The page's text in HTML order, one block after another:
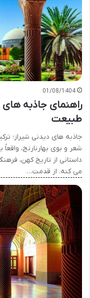
01/08/1404
راهنمای جاذبه های
طبیعت
جاذبه های دیدنی شیراز؛
شعر و بوی بهارنارنج،
داستانی از تاریخ کهن،
می کنه. از قدمت…